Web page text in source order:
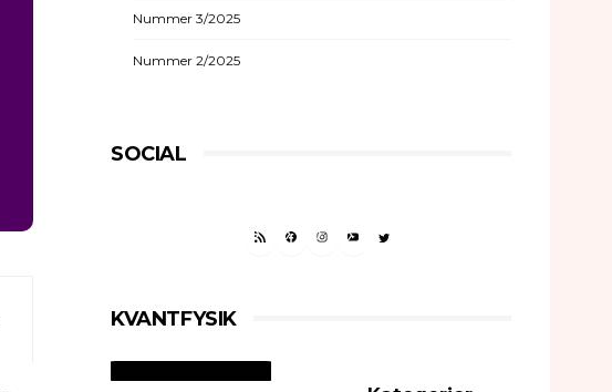
Nummer 3/2025
Nummer 2/2025
SOCIAL
RSS FEEDFACEBOOK
INSTAGRAM
YOUTUBETWITTER
KVANTFYSIK